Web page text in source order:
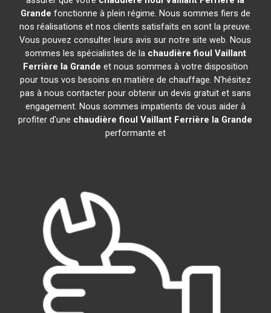
Grande fonctionne à plein régime. Nous sommes fiers de
nos réalisations et nos clients satisfaits en sont la preuve.
Vous pouvez consulter leurs avis sur notre site web. Nous
sommes les spécialistes de la chaudière fioul Vaillant
Ferrière la Grande et nous sommes à votre disposition
pour tous vos besoins en matière de chauffage. N'hésitez
pas à nous contacter pour obtenir un devis gratuit et sans
engagement. Nous sommes impatients de vous aider à
profiter d'une chaudière fioul Vaillant Ferrière la Grande
performante et